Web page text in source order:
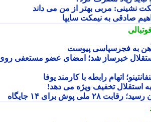
مربی بهتر از من می داند
به نیمکت سایپا
به فجرسپاسی پیوست
خبرساز شد؛ امضای عضو مستعفی روی
اتهام رابطه با کارمند یوفا
تخفیف ویژه می دهد!
پوش برای ۱۴ جایگاه